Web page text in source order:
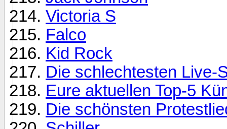
Victoria S
Falco
Kid Rock
Die schlechtesten Live-
Eure aktuellen Top-5
Die schönsten